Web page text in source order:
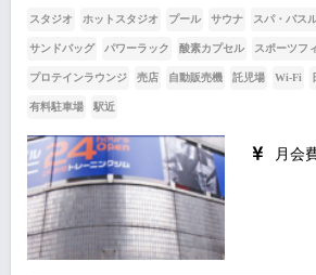
スタジオ ホットスタジオ プール サウナ スパ・バス
サンドバッグ パワーラック 酸素カプセル スポーツフ
プロテインラウンジ 売店 自動販売機 託児場 Wi-Fi
有料駐車場 駅近
月会